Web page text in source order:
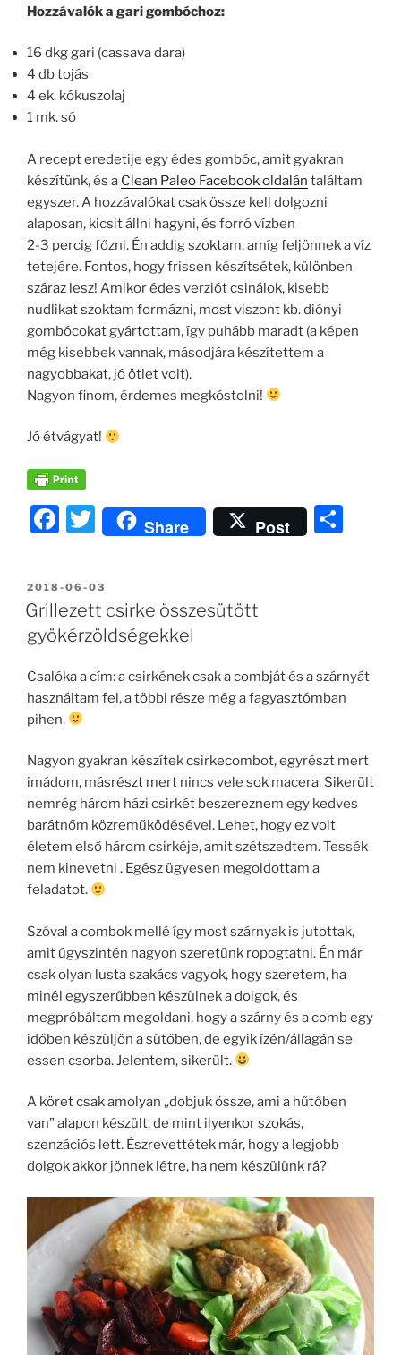
Hozzávalók a gari gombóchoz:
16 dkg gari (cassava dara)
4 db tojás
4 ek. kókuszolaj
1 mk. só
A recept eredetije egy édes gombóc, amit gyakran
készítünk, és a Clean Paleo Facebook oldalán találtam
egyszer. A hozzávalókat csak össze kell dolgozni
alaposan, kicsit állni hagyni, és forró vízben
2-3 percig főzni. Én addig szoktam, amíg feljönnek a víz
tetejére. Fontos, hogy frissen készítsétek, különben
száraz lesz! Amikor édes verziót csinálok, kisebb
nudlikat szoktam formázni, most viszont kb. diónyi
gombócokat gyártottam, így puhább maradt (a képen
még kisebbek vannak, másodjára készítettem a
nagyobbakat, jó ötlet volt).
Nagyon finom, érdemes megkóstolni!
Jó étvágyat!
F
c
e
b
o
o
k
T
w
itt
er
Share Post
g
BEKÜLDVE:
2018-06-03
Grillezett csirke összesütött
gyökérzöldségekkel
Csalóka a cím: a csirkének csak a combját és a szárnyát
használtam fel, a többi része még a fagyasztómban
pihen.
Nagyon gyakran készítek csirkecombot, egyrészt mert
imádom, másrészt mert nincs vele sok macera. Sikerült
nemrég három házi csirkét beszereznem egy kedves
barátnőm közreműködésével. Lehet, hogy ez volt
életem első három csirkéje, amit szétszedtem. Tessék
nem kinevetni . Egész ügyesen megoldottam a
feladatot.
Szóval a combok mellé így most szárnyak is jutottak,
amit úgyszintén nagyon szeretünk ropogtatni. Én már
csak olyan lusta szakács vagyok, hogy szeretem, ha
minél egyszerűbben készülnek a dolgok, és
megpróbáltam megoldani, hogy a szárny és a comb egy
időben készüljön a sütőben, de egyik ízén/állagán se
essen csorba. Jelentem, sikerült.
A köret csak amolyan „dobjuk össze, ami a hűtőben
van” alapon készült, de mint ilyenkor szokás,
szenzációs lett. Észrevettétek már, hogy a legjobb
dolgok akkor jönnek létre, ha nem készülünk rá?